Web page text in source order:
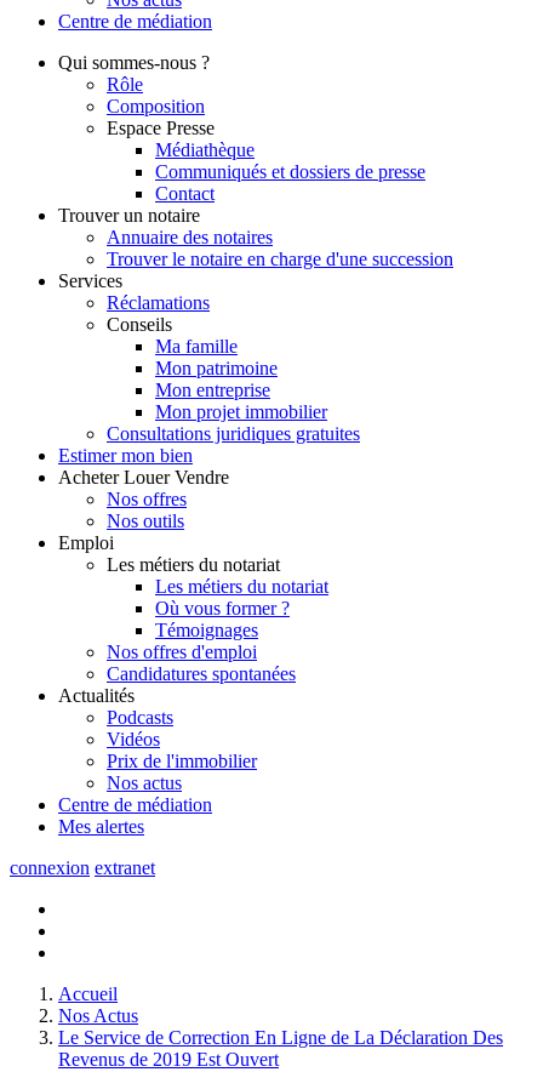
Centre de médiation
Qui sommes-nous ?
Rôle
Composition
Espace Presse
Médiathèque
Communiqués et dossiers de presse
Contact
Trouver un notaire
Annuaire des notaires
Trouver le notaire en charge d'une succession
Services
Réclamations
Conseils
Ma famille
Mon patrimoine
Mon entreprise
Mon projet immobilier
Consultations juridiques gratuites
Estimer mon bien
Acheter Louer Vendre
Nos offres
Nos outils
Emploi
Les métiers du notariat
Les métiers du notariat
Où vous former ?
Témoignages
Nos offres d'emploi
Candidatures spontanées
Actualités
Podcasts
Vidéos
Prix de l'immobilier
Nos actus
Centre de médiation
Mes alertes
connexion extranet
Accueil
Nos Actus
Le Service de Correction En Ligne de La Déclaration Des
Revenus de 2019 Est Ouvert